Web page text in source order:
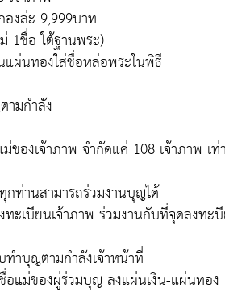
งล่ะ 9,999บาท
1ชื่อ ใต้ฐานพระ)
แผ่นทองใส่ชื่อหล่อพระในพิธี
ามกำลัง
ของเจ้าภาพ จำกัดแค่ 108 เจ้าภาพ เ
กท่านสามารถร่วมงานบุญได้
ทะเบียนเจ้าภาพ ร่วมงานกับที่จุดลงทะ
ำบุญตามกำลังเจ้าหน้าที่
อแม่ของผู่ร่วมบุญ ลงแผ่นเงิน-แผ่นทอง